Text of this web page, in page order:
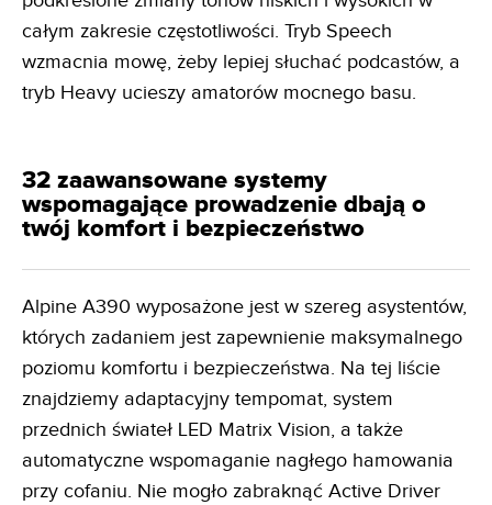
całym zakresie częstotliwości. Tryb Speech
wzmacnia mowę, żeby lepiej słuchać podcastów, a
tryb Heavy ucieszy amatorów mocnego basu.
32 zaawansowane systemy
wspomagające prowadzenie dbają o
twój komfort i bezpieczeństwo
Alpine A390 wyposażone jest w szereg asystentów,
których zadaniem jest zapewnienie maksymalnego
poziomu komfortu i bezpieczeństwa. Na tej liście
znajdziemy adaptacyjny tempomat, system
przednich świateł LED Matrix Vision, a także
automatyczne wspomaganie nagłego hamowania
przy cofaniu. Nie mogło zabraknąć Active Driver